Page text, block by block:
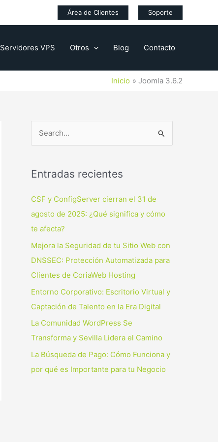
Área de Clientes Soporte
Servidores VPS Otros Blog Contacto
Inicio Joomla 3.6.2
c
a
p
Entradas recientes
CSF y ConfigServer cierran el 31 de
agosto de 2025: ¿Qué significa y cómo
te afecta?
Mejora la Seguridad de tu Sitio Web con
DNSSEC: Protección Automatizada para
Clientes de CoriaWeb Hosting
Entorno Corporativo: Escritorio Virtual y
Captación de Talento en la Era Digital
La Comunidad WordPress Se
Transforma y Sevilla Lidera el Camino
La Búsqueda de Pago: Cómo Funciona y
por qué es Importante para tu Negocio